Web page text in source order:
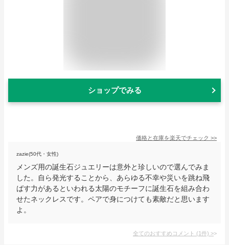
ショップでみる
価格と在庫を楽天でチェック >>
zazie(50代・女性)
メンズ用の誕生石ジュエリーは意外と珍しいので選んでみま
した。自ら発光することから、あらゆる不幸や災いを跳ね飛
ばす力があるといわれる太陽のモチーフに誕生石を組み合わ
せたネックレスです。ペアで身につけても素敵だと思います
よ。
全てのおすすめコメント (1件) >